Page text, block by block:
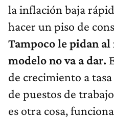
la inflación baja
hacer un piso de
Tampoco le pidan al
modelo no va a dar.
de crecimiento a
de puestos de
es otra cosa,